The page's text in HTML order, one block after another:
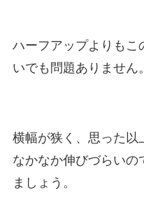
ハーフアップよりもこ
いでも問題ありません。
横幅が狭く、思った以
なかなか伸びづらいの
ましょう。